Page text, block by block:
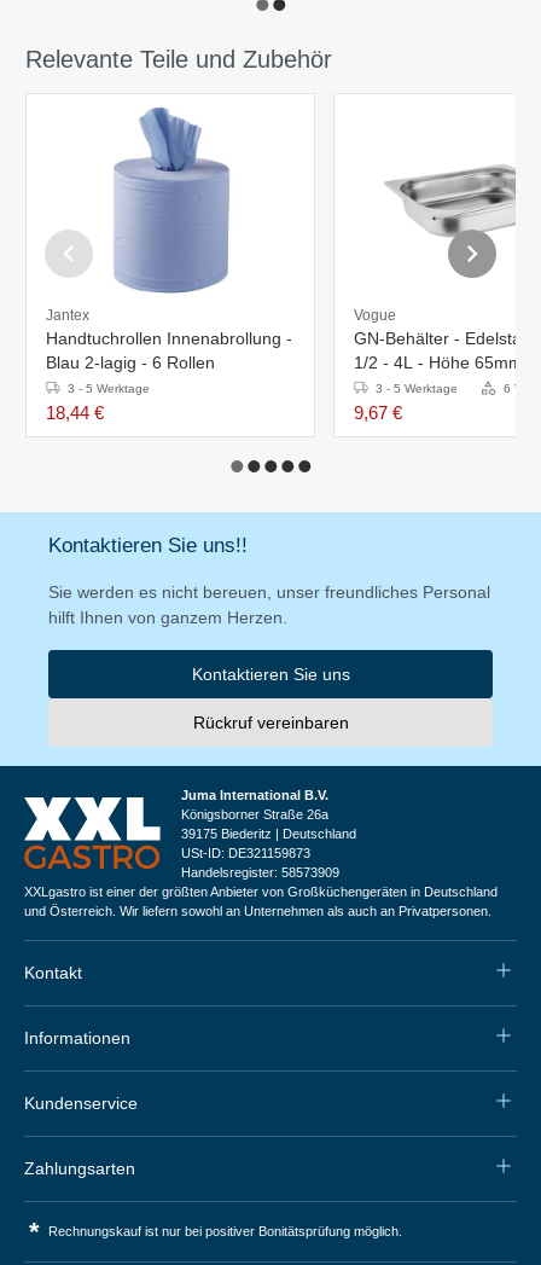
Relevante Teile und Zubehör
Jantex
Handtuchrollen Innenabrollung -
Blau 2-lagig - 6 Rollen
3 - 5 Werktage
18,44 €
Vogue
GN-Behälter - Edelstahl
1/2 - 4L - Höhe 65mm
3 - 5 Werktage 6
9,67 €
Kontaktieren Sie uns!!
Sie werden es nicht bereuen, unser freundliches Personal
hilft Ihnen von ganzem Herzen.
Kontaktieren Sie uns
Rückruf vereinbaren
Juma International B.V.
Königsborner Straße 26a
39175 Biederitz | Deutschland
USt-ID: DE321159873
Handelsregister: 58573909
XXLgastro ist einer der größten Anbieter von Großküchengeräten in Deutschland
und Österreich. Wir liefern sowohl an Unternehmen als auch an Privatpersonen.
Kontakt
Informationen
Kundenservice
Zahlungsarten
* Rechnungskauf ist nur bei positiver Bonitätsprüfung möglich.